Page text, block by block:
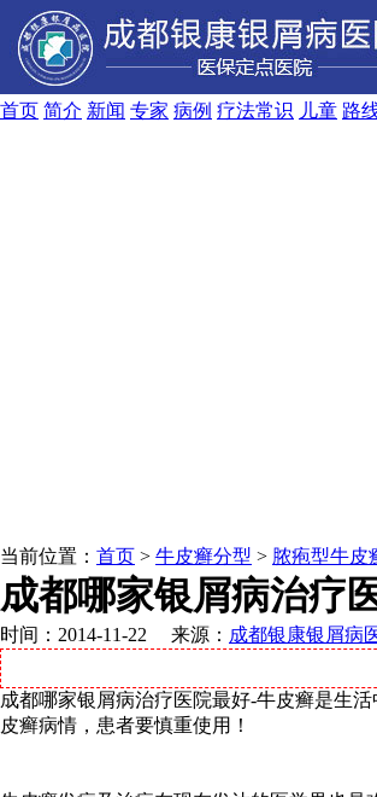
首页 简介 新闻 专家 病例 疗法常识 儿童 路
当前位置： 首页 > 牛皮癣分型 > 脓疱型牛皮
成都哪家银屑病治疗
时间：2014-11-22 来源： 成都银康银屑病
成都哪家银屑病治疗医院最好-牛皮癣是生
皮癣病情，患者要慎重使用！